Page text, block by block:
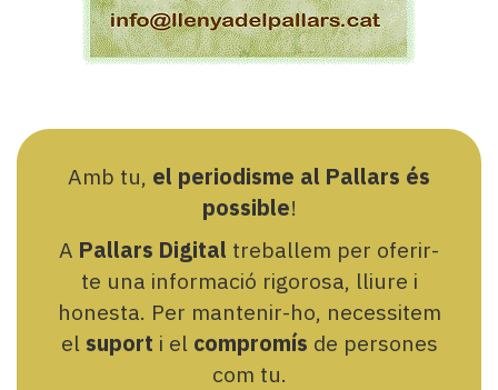
Amb tu, el periodisme al Pallars és
possible!
A Pallars Digital treballem per oferir-
te una informació rigorosa, lliure i
honesta. Per mantenir-ho, necessitem
el suport i el compromís de persones
com tu.